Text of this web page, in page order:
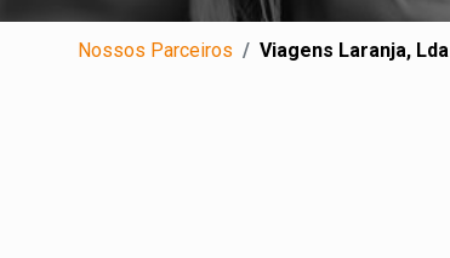
Nossos Parceiros Viagens Laranja, Lda